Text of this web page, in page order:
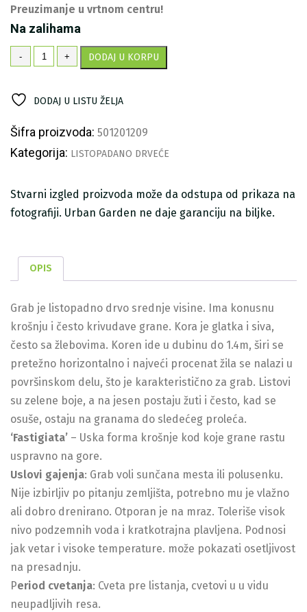
Preuzimanje u vrtnom centru!
Na zalihama
-
Grab
količina
+ DODAJ U KORPU
DODAJ U LISTU ŽELJA
Šifra proizvoda: 501201209
Kategorija: LISTOPADANO DRVEĆE
Stvarni izgled proizvoda može da odstupa od prikaza na
fotografiji. Urban Garden ne daje garanciju na biljke.
OPIS
Grab je listopadno drvo srednje visine. Ima konusnu
krošnju i često krivudave grane. Kora je glatka i siva,
često sa žlebovima. Koren ide u dubinu do 1.4m, širi se
pretežno horizontalno i najveći procenat žila se nalazi u
površinskom delu, što je karakteristično za grab. Listovi
su zelene boje, a na jesen postaju žuti i često, kad se
osuše, ostaju na granama do sledećeg proleća.
‘Fastigiata’ – Uska forma krošnje kod koje grane rastu
uspravno na gore.
Uslovi gajenja: Grab voli sunčana mesta ili polusenku.
Nije izbirljiv po pitanju zemljišta, potrebno mu je vlažno
ali dobro drenirano. Otporan je na mraz. Toleriše visok
nivo podzemnih voda i kratkotrajna plavljena. Podnosi
jak vetar i visoke temperature. može pokazati osetljivost
na presadnju.
Period cvetanja: Cveta pre listanja, cvetovi u u vidu
neupadljivih resa.